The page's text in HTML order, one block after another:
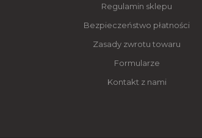
Regulamin sklepu
Bezpieczeństwo płatności
Zasady zwrotu towaru
Formularze
Kontakt z nami